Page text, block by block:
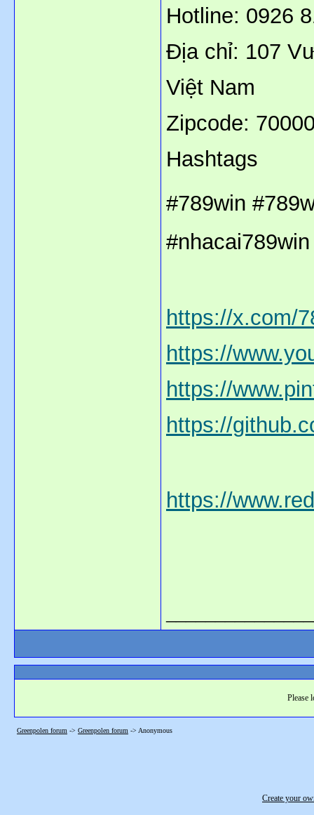
Hotline: 0926
Địa chỉ: 107
Việt Nam
Zipcode:
Hashtags
#789win
https://x.com/
https://
https://
https://
https://
Please
Greenpolen forum -> Greenpolen forum -> Anonymous
Create your